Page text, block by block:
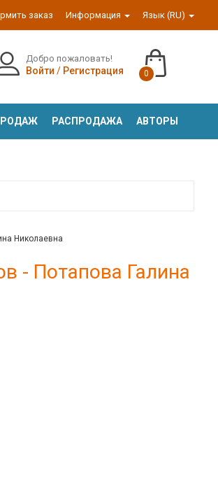
заказ Информация Язык (RU)
Добро пожаловать!
Войти / Регистрация 0
РАСПРОДАЖА АВТОРЫ
Николаевна
- Потапова Галина